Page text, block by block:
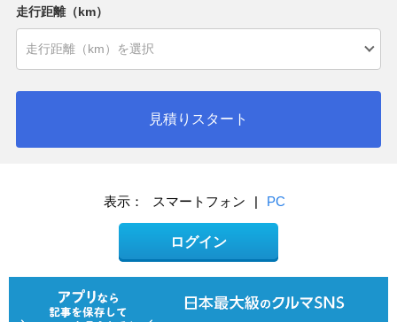
走行距離（km）
見積りスタート
表示： スマートフォン | PC
ログイン